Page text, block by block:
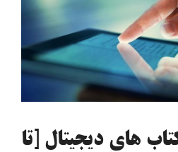
های دیجیتال [تا